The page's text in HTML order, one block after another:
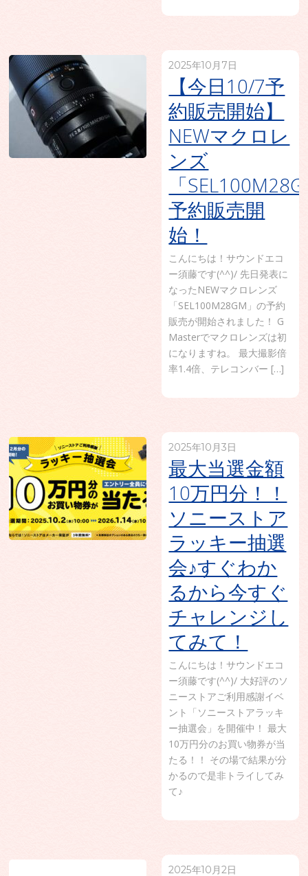
2025年10月7日
【今日10/7予
約販売開始】
NEWマクロレ
ンズ
「
予約販売開
始！
こんにちは！サウンドエコ
ー須藤です(^^)/ 先日発表に
なったNEWマクロレンズ
「SEL100M28GM」の予約
販売が開始されました！ G
Masterでマクロレンズは初
になりますね。 最大撮影倍
率1.4倍、テレコンバー […]
2025年10月3日
最大当選金額
10万円分！！
ソニーストア
ラッキー抽選
会♪すぐわか
るから今すぐ
チャレンジし
てみて！
こんにちは！サウンドエコ
ー須藤です(^^)/ 大好評のソ
ニーストアご利用感謝イベ
ント「ソニーストアラッキ
ー抽選会」を開催中！ 最大
10万円分のお買い物券が当
たる！！ その場で結果が分
かるので是非トライしてみ
て♪
2025年10月2日